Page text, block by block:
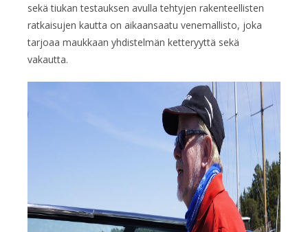
sekä tiukan testauksen avulla tehtyjen rakenteellisten
ratkaisujen kautta on aikaansaatu venemallisto, joka
tarjoaa maukkaan yhdistelmän ketteryyttä sekä
vakautta.